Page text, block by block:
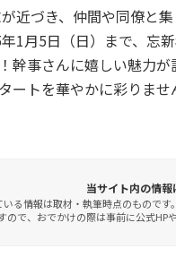
近づき、仲間や同僚と
1月5日（日）まで、忘
幹事さんに嬉しい魅力
ートを華やかに彩りませ
当サイト内の情報
る情報は取材・執筆時点のもので
ので、おでかけの際は事前に公式HP